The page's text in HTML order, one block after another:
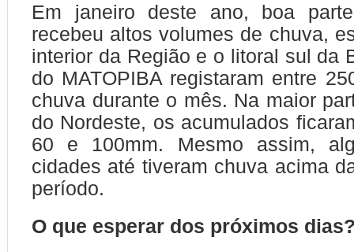
Em janeiro deste ano, boa
recebeu altos volumes de chuva,
interior da Região e o litoral sul da
do MATOPIBA registaram entre
chuva durante o mês. Na maior
do Nordeste, os acumulados
60 e 100mm. Mesmo assim,
cidades até tiveram chuva acima
período.
O que esperar dos próximos